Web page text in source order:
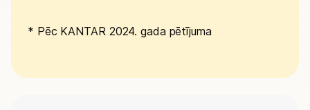
* Pēc KANTAR 2024. gada pētījuma